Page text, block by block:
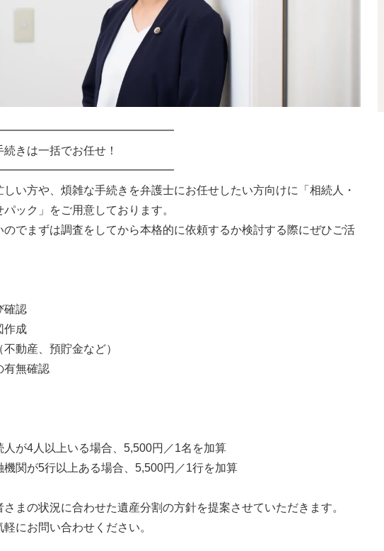
きは一括でお任せ！
しい方や、煩雑な手続きを弁護士にお任せしたい方向けに「相続人・
ック」をご用意しております。
のでまずは調査をしてから本格的に依頼するか検討する際にぜひご活
確認
作成
不動産、預貯金など）
有無確認
が4人以上いる場合、5,500円／1名を加算
関が5行以上ある場合、5,500円／1行を加算
まの状況に合わせた遺産分割の方針を提案させていただきます。
にお問い合わせください。